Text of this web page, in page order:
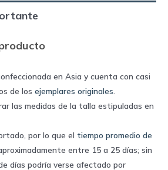
en Asia y cuenta con casi
de los ejemplares originales
las medidas de la talla estipuladas en
por lo que el tiempo promedio de
entre 15 a 25 días; sin
días podría verse afectado por